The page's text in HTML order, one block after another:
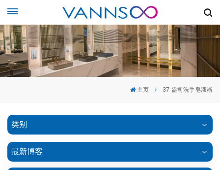
主页 37 盎司洗手皂液器
类别
最新博客